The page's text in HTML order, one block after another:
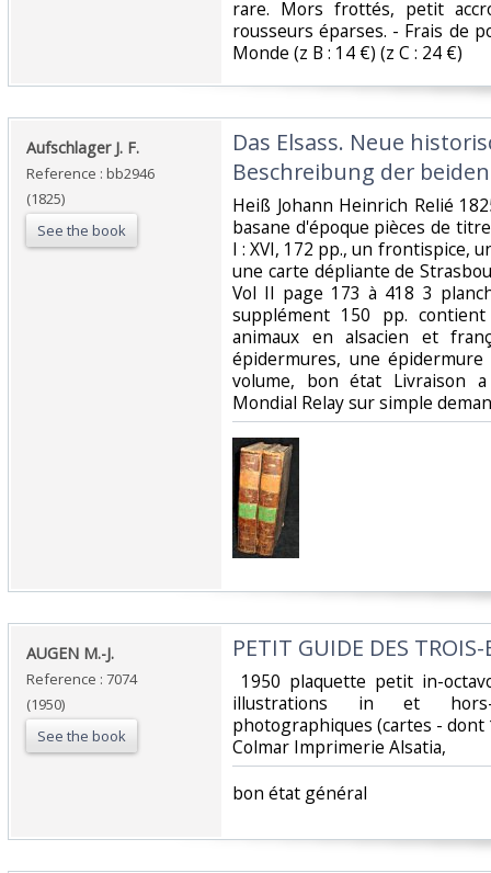
rare. Mors frottés, petit
rousseurs éparses. - Frais de
Monde (z B : 14 €) (z C : 24 €) ‎
‎Aufschlager J. F.‎
Reference : bb2946
(1825)
See the book
‎Das Elsass. Neue
Beschreibung der
‎Heiß Johann Heinrich Relié
basane d'époque pièces de
I : XVI, 172 pp., un frontispice,
une carte dépliante de
Vol II page 173 à 418 3
supplément 150 pp.
animaux en alsacien et
épidermures, une
volume, bon état Livraison
Mondial Relay sur simple
‎AUGEN M.-J.‎
Reference : 7074
(1950)
See the book
‎PETIT GUIDE DES TROIS-
1950 plaquette petit in-
illustrations in et
photographiques (cartes - dont
Colmar Imprimerie Alsatia, ‎
‎bon état général ‎